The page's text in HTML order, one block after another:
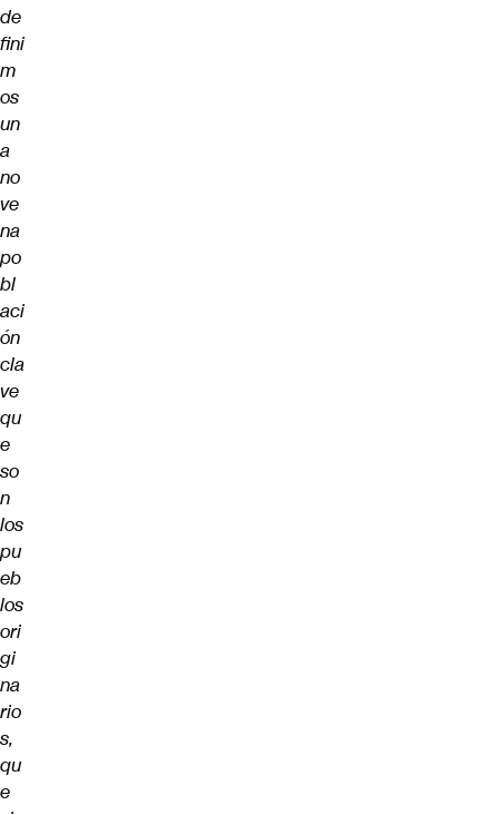
de
fini
m
os
un
a
no
ve
na
po
bl
aci
ón
cla
ve
qu
e
so
n
los
pu
eb
los
ori
gi
na
rio
s,
qu
e